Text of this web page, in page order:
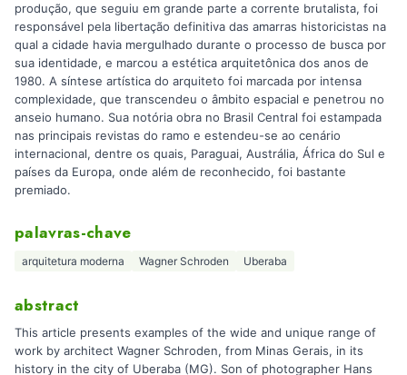
produção, que seguiu em grande parte a corrente brutalista, foi
responsável pela libertação definitiva das amarras historicistas na
qual a cidade havia mergulhado durante o processo de busca por
sua identidade, e marcou a estética arquitetônica dos anos de
1980. A síntese artística do arquiteto foi marcada por intensa
complexidade, que transcendeu o âmbito espacial e penetrou no
anseio humano. Sua notória obra no Brasil Central foi estampada
nas principais revistas do ramo e estendeu-se ao cenário
internacional, dentre os quais, Paraguai, Austrália, África do Sul e
países da Europa, onde além de reconhecido, foi bastante
premiado.
palavras-chave
arquitetura moderna Wagner Schroden Uberaba
abstract
This article presents examples of the wide and unique range of
work by architect Wagner Schroden, from Minas Gerais, in its
history in the city of Uberaba (MG). Son of photographer Hans